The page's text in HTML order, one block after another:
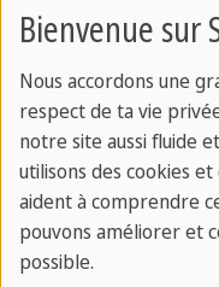
midi, suivis d'
d'appliquer leurs
situations
renforce la
concrète de la
Bienvenue sur
Nous accordons une
respect de ta vie
notre site aussi fluide
utilisons des cookies
aident à comprendre
pouvons améliorer et
possible.